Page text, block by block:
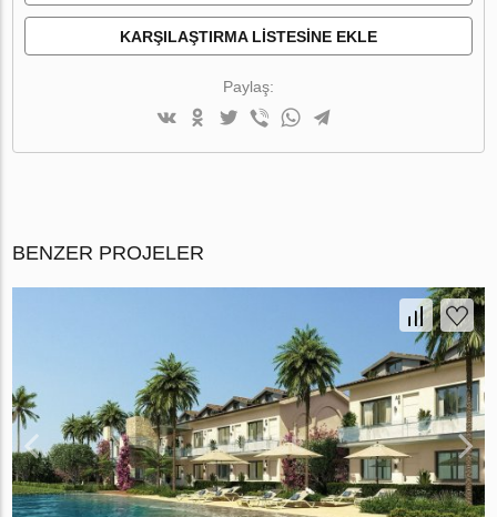
KARŞILAŞTIRMA LISTESINE EKLE
Paylaş:
BENZER PROJELER